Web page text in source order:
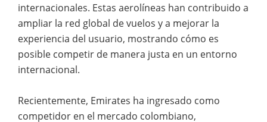
internacionales. Estas aerolíneas han contribuido a
ampliar la red global de vuelos y a mejorar la
experiencia del usuario, mostrando cómo es
posible competir de manera justa en un entorno
internacional.
Recientemente, Emirates ha ingresado como
competidor en el mercado colombiano,